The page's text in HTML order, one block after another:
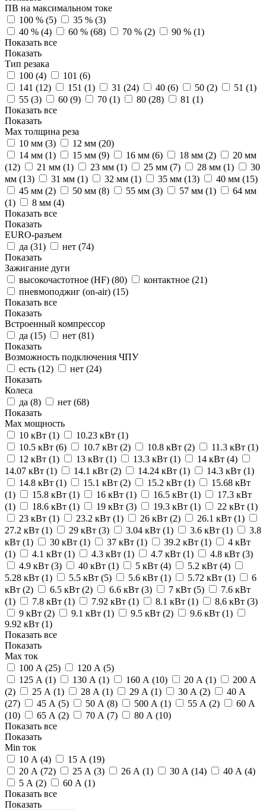
ПВ на максимальном токе
100 % (5) 35 % (3)
40 % (4) 60 % (68) 70 % (2) 90 % (1)
Показать все
Показать
Тип резака
100 (4) 101 (6)
141 (12) 151 (1) 31 (24) 40 (6) 50 (2) 51 (1)
55 (3) 60 (9) 70 (1) 80 (28) 81 (1)
Показать все
Показать
Max толщина реза
10 мм (3) 12 мм (20)
14 мм (1) 15 мм (9) 16 мм (6) 18 мм (2)
20 мм
(12) 21 мм (1) 23 мм (1) 25 мм (7) 28 мм (1)
30
мм (13) 31 мм (1) 32 мм (1) 35 мм (13) 40 мм (15)
45 мм (2) 50 мм (8) 55 мм (3) 57 мм (1)
64 мм
(1) 8 мм (4)
Показать все
Показать
EURO-разъем
да (31) нет (74)
Показать
Зажигание дуги
высокочастотное (HF) (80) контактное (21)
пневмоподжиг (on-air) (15)
Показать все
Показать
Встроенный компрессор
да (15) нет (81)
Показать
Возможность подключения ЧПУ
есть (12) нет (24)
Показать
Колеса
да (8) нет (68)
Показать
Max мощность
10 кВт (1) 10.23 кВт (1)
10.5 кВт (6) 10.7 кВт (2) 10.8 кВт (2) 11.3 кВт (1)
12 кВт (1) 13 кВт (1) 13.3 кВт (1) 14 кВт (4)
14.07 кВт (1) 14.1 кВт (2) 14.24 кВт (1) 14.3 кВт (1)
14.8 кВт (1) 15.1 кВт (2) 15.2 кВт (1)
15.68 кВт
(1) 15.8 кВт (1) 16 кВт (1) 16.5 кВт (1)
17.3 кВт
(1) 18.6 кВт (1) 19 кВт (3) 19.3 кВт (1) 22 кВт (1)
23 кВт (1) 23.2 кВт (1) 26 кВт (2) 26.1 кВт (1)
27.2 кВт (1) 29 кВт (3) 3.04 кВт (1) 3.6 кВт (1)
3.8
кВт (1) 30 кВт (1) 37 кВт (1) 39.2 кВт (1)
4 кВт
(1) 4.1 кВт (1) 4.3 кВт (1) 4.7 кВт (1) 4.8 кВт (3)
4.9 кВт (3) 40 кВт (1) 5 кВт (4) 5.2 кВт (4)
5.28 кВт (1) 5.5 кВт (5) 5.6 кВт (1) 5.72 кВт (1)
6
кВт (2) 6.5 кВт (2) 6.6 кВт (3) 7 кВт (5)
7.6 кВт
(1) 7.8 кВт (1) 7.92 кВт (1) 8.1 кВт (1) 8.6 кВт (3)
9 кВт (2) 9.1 кВт (1) 9.5 кВт (2) 9.6 кВт (1)
9.92 кВт (1)
Показать все
Показать
Max ток
100 А (25) 120 А (5)
125 А (1) 130 А (1) 160 А (10) 20 А (1)
200 А
(2) 25 А (1) 28 А (1) 29 А (1) 30 А (2)
40 А
(27) 45 А (5) 50 А (8) 500 А (1) 55 А (2)
60 А
(10) 65 А (2) 70 А (7) 80 А (10)
Показать все
Показать
Min ток
10 А (4) 15 А (19)
20 А (72) 25 А (3) 26 А (1) 30 А (14) 40 А (4)
5 А (2) 60 А (1)
Показать все
Показать